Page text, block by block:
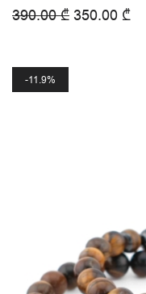
390.00₾ 350.00 ₾
11.9%